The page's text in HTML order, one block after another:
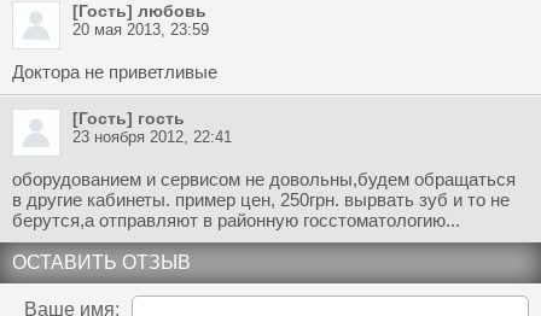
[Гость] любовь
20 мая 2013, 23:59
Доктора не приветливые
[Гость] гость
23 ноября 2012, 22:41
оборудованием и сервисом не довольны,будем обращаться
в другие кабинеты. пример цен, 250грн. вырвать зуб и то не
берутся,а отправляют в районную госстоматологию...
ОСТАВИТЬ ОТЗЫВ
Ваше имя: